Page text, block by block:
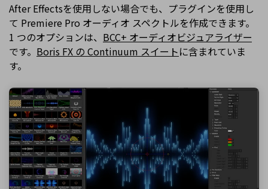
After Effectsを使用しない場合でも、プラグインを使用し
て Premiere Pro オーディオ スペクトルを作成できます。
1 つのオプションは、 BCC+ オーディオビジュアライザー
です。 Boris FX の Continuum スイートに含まれていま
す。